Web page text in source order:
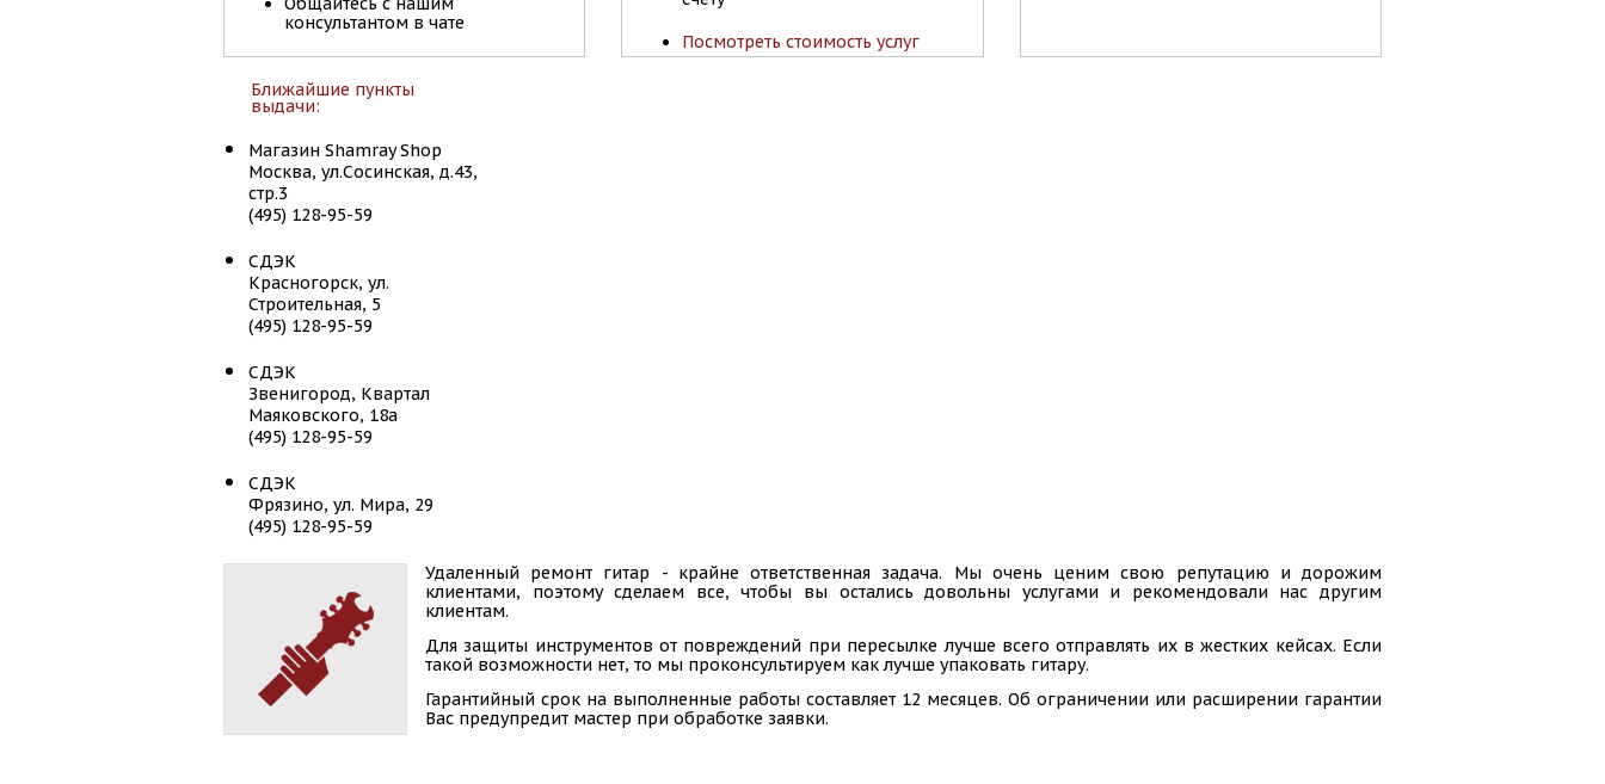
консультантом в чате
Посмотреть стоимость услуг
Ближайшие пункты
выдачи:
Магазин Shamray Shop
Москва, ул.Сосинская, д.43,
стр.3
(495) 128-95-59
СДЭК
Красногорск, ул.
Строительная, 5
(495) 128-95-59
СДЭК
Звенигород, Квартал
Маяковского, 18а
(495) 128-95-59
СДЭК
Фрязино, ул. Мира, 29
(495) 128-95-59
Мытищи, ул. Борисовка, 24
(495) 128-95-59
СДЭК
Зеленоград, ГП Андреевка,
24Д
Удаленный ремонт гитар - крайне ответственная задача. Мы очень ценим свою репутацию и дорожим
клиентами, поэтому сделаем все, чтобы вы остались довольны услугами и рекомендовали нас другим
клиентам.
Для защиты инструментов от повреждений при пересылке лучше всего отправлять их в жестких кейсах. Если
такой возможности нет, то мы проконсультируем как лучше упаковать гитару.
Гарантийный срок на выполненные работы составляет 12 месяцев. Об ограничении или расширении гарантии
Вас предупредит мастер при обработке заявки.